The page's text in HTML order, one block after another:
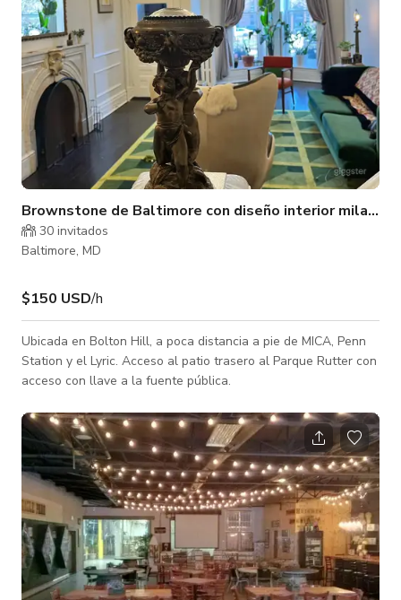
Brownstone de Baltimore con diseño interior milanés
30 invitados
Baltimore, MD
$150 USD/h
Ubicada en Bolton Hill, a poca distancia a pie de MICA, Penn
Station y el Lyric. Acceso al patio trasero al Parque Rutter con
acceso con llave a la fuente pública.